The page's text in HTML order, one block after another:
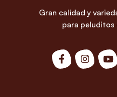
Gran calidad y
para peluditos